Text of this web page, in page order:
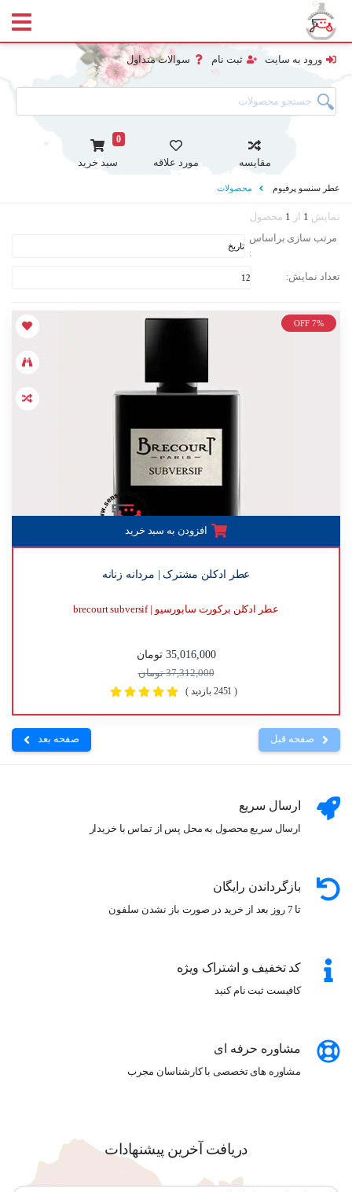
ورود به سایت ثبت نام سوالات متداول
مقایسه مورد علاقه
0
سبد خرید
عطر سنسو پرفیوم محصولات
نمایش 1 از 1 محصول
مرتب سازی براساس
:
تعداد نمایش:
OFF 7%
افزودن به سبد خرید
عطر ادکلن مشترک | مردانه زنانه
عطر ادکلن برکورت سابورسیو | brecourt subversif
35,016,000 تومان
37,312,000 تومان
( 2451 بازدید )
صفحه قبل صفحه بعد
ارسال سریع
ارسال سریع محصول به محل پس از تماس با خریدار
بازگرداندن رایگان
تا 7 روز بعد از خرید در صورت باز نشدن سلفون
کد تخفیف و اشتراک ویژه
کافیست ثبت نام کنید
مشاوره حرفه ای
مشاوره های تخصصی با کارشناسان مجرب
دریافت آخرین پیشنهادات